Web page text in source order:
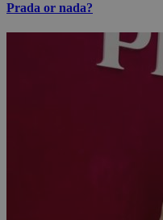
Prada or nada?